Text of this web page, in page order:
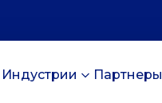
Индустрии Партнеры